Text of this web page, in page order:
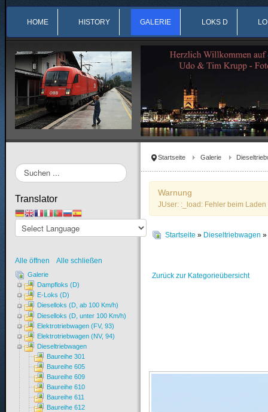
HOME HISTORY GALERIE LOKS D
Startseite Galerie
Warnung
JUser: :_load: Fehler beim
Startseite » Dieseltriebwagen
Zurück zur Kategorieübersicht
Suchen
...
Translator
Alle öffnen Alle schließen
Galerie
Dampfloks (D)
E-Loks (D)
Dieselloks (D, ab 100 Km/h)
Dieselloks (D, unter 100 Km/h)
Elektrotriebwagen (FV, 93)
Elektrotriebwagen (NV, 94)
Dieseltriebwagen
Baureihe 301
Baureihe 605
Baureihe 609
Baureihe 610
Baureihe 611
Baureihe 612